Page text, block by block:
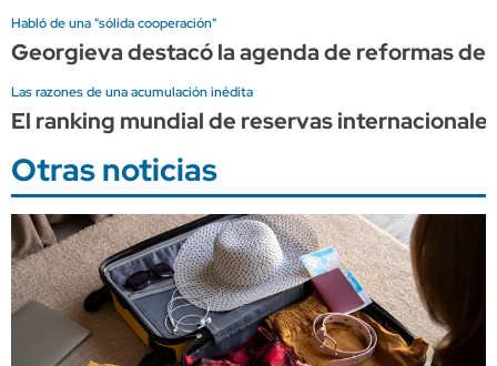
Habló de una "sólida cooperación"
Georgieva destacó la agenda de reformas
Las razones de una acumulación inédita
El ranking mundial de reservas
Otras noticias